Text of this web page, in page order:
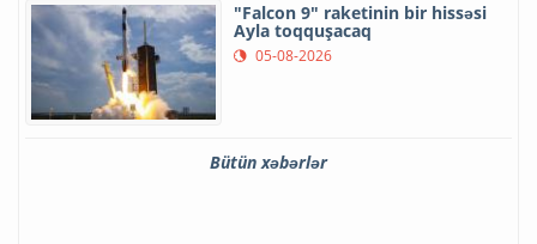
"Falcon 9" raketinin bir hissəsi
Ayla toqquşacaq
05-08-2026
Bütün xəbərlər